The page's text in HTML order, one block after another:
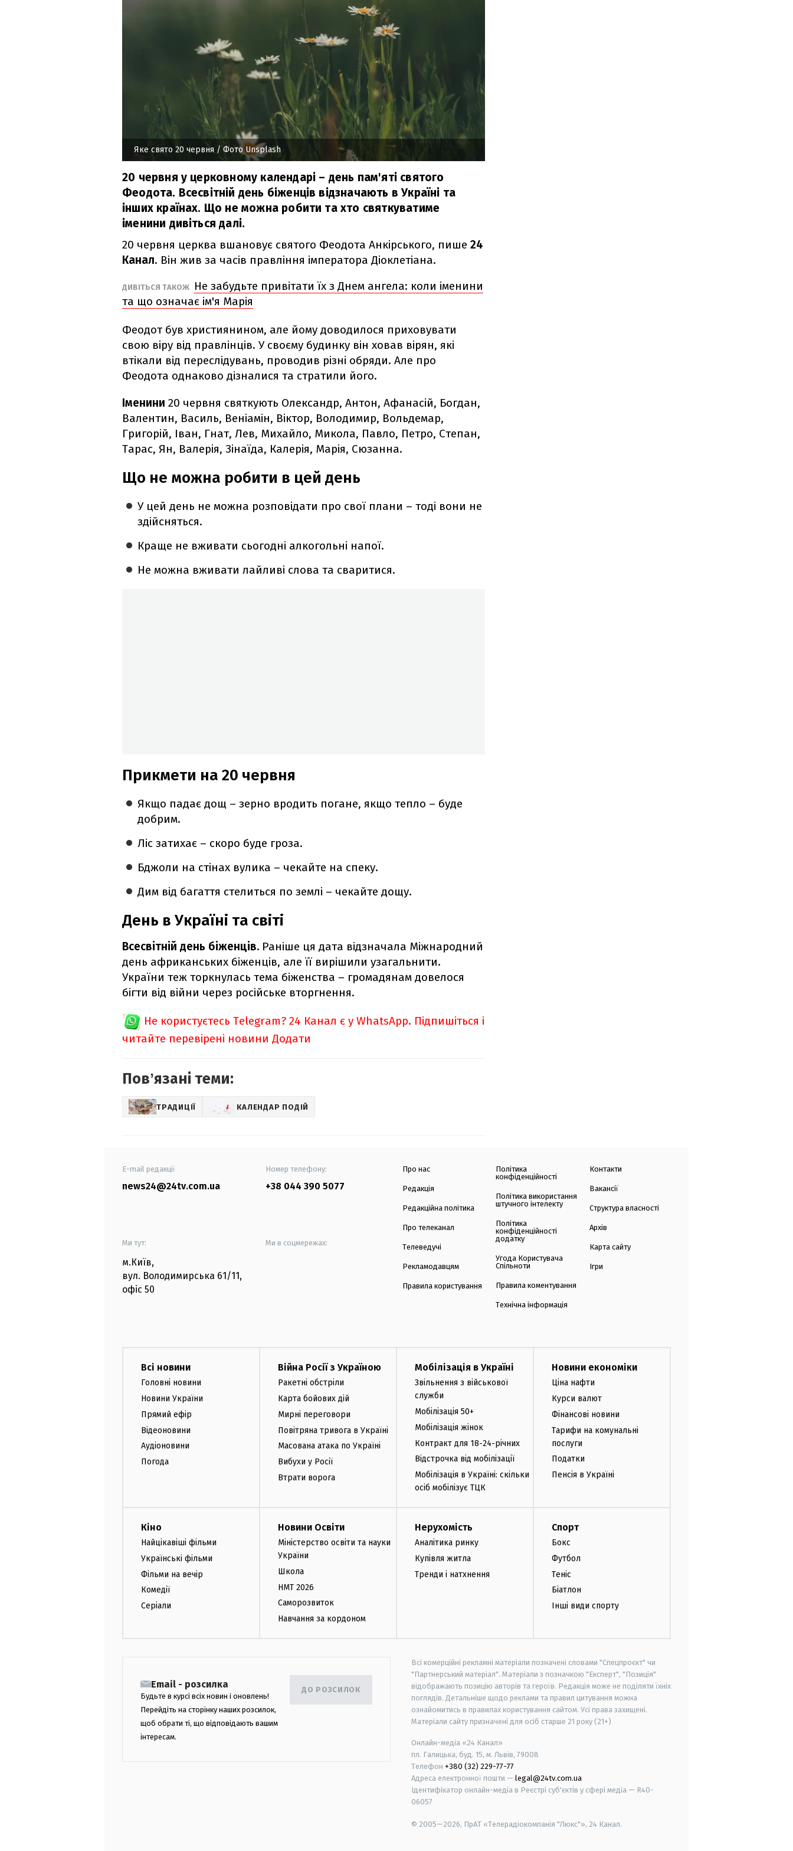
Яке свято 20 червня / Фото Unsplash
20 червня у церковному календарі – день пам'яті святого
Феодота. Всесвітній день біженців відзначають в Україні та
інших країнах. Що не можна робити та хто святкуватиме
іменини дивіться далі.
20 червня церква вшановує святого Феодота Анкірського, пише 24
Канал. Він жив за часів правління імператора Діоклетіана.
ДИВІТЬСЯ ТАКОЖ
Не забудьте привітати їх з Днем ангела: коли іменини
та що означає ім'я Марія
Феодот був християнином, але йому доводилося приховувати
свою віру від правлінців. У своєму будинку він ховав вірян, які
втікали від переслідувань, проводив різні обряди. Але про
Феодота однаково дізналися та стратили його.
Іменини 20 червня святкують Олександр, Антон, Афанасій, Богдан,
Валентин, Василь, Веніамін, Віктор, Володимир, Вольдемар,
Григорій, Іван, Гнат, Лев, Михайло, Микола, Павло, Петро, Степан,
Тарас, Ян, Валерія, Зінаїда, Калерія, Марія, Сюзанна.
Що не можна робити в цей день
У цей день не можна розповідати про свої плани – тоді вони не
здійсняться.
Краще не вживати сьогодні алкогольні напої.
Не можна вживати лайливі слова та сваритися.
Прикмети на 20 червня
Якщо падає дощ – зерно вродить погане, якщо тепло – буде
добрим.
Ліс затихає – скоро буде гроза.
Бджоли на стінах вулика – чекайте на спеку.
Дим від багаття стелиться по землі – чекайте дощу.
День в Україні та світі
Всесвітній день біженців. Раніше ця дата відзначала Міжнародний
день африканських біженців, але її вирішили узагальнити.
України теж торкнулась тема біженства – громадянам довелося
бігти від війни через російське вторгнення.
Не користуєтесь Telegram? 24 Канал є у WhatsApp. Підпишіться і
читайте перевірені новини Додати
Повʼязані теми:
ТРАДИЦІЇ КАЛЕНДАР ПОДІЙ
E-mail редакції
news24@24tv.com.ua
Номер телефону:
+38 044 390 5077
Ми тут:
м.Київ,
вул. Володимирська 61/11,
офіс 50
Ми в соцмережах:
Про нас
Редакція
Редакційна політика
Про телеканал
Телеведучі
Рекламодавцям
Правила користування
Політика
конфіденційності
Політика використання
штучного інтелекту
Політика
конфіденційності
додатку
Угода Користувача
Спільноти
Правила коментування
Технічна інформація
Контакти
Вакансії
Структура власності
Архів
Карта сайту
Ігри
Всі новини
Головні новини
Новини України
Прямий ефір
Відеоновини
Аудіоновини
Погода
Війна Росії з Україною
Ракетні обстріли
Карта бойових дій
Мирні переговори
Повітряна тривога в Україні
Масована атака по Україні
Вибухи у Росії
Втрати ворога
Мобілізація в Україні
Звільнення з військової
служби
Мобілізація 50+
Мобілізація жінок
Контракт для 18-24-річних
Відстрочка від мобілізації
Мобілізація в Україні: скільки
осіб мобілізує ТЦК
Новини економіки
Ціна нафти
Курси валют
Фінансові новини
Тарифи на комунальні
послуги
Податки
Пенсія в Україні
Кіно
Найцікавіші фільми
Українські фільми
Фільми на вечір
Комедії
Серіали
Новини Освіти
Міністерство освіти та науки
України
Школа
НМТ 2026
Саморозвиток
Навчання за кордоном
Нерухомість
Аналітика ринку
Купівля житла
Тренди і натхнення
Спорт
Бокс
Футбол
Теніс
Біатлон
Інші види спорту
Email - розсилка
Будьте в курсі всіх новин і оновлень!
Перейдіть на сторінку наших розсилок,
щоб обрати ті, що відповідають вашим
інтересам.
ДО РОЗСИЛОК
Всі комерційні рекламні матеріали позначені словами "Спецпроєкт" чи
"Партнерський матеріал". Матеріали з позначкою "Експерт", "Позиція"
відображають позицію авторів та героїв. Редакція може не поділяти їхніх
поглядів. Детальніше щодо реклами та правил цитування можна
ознайомитись в правилах користування сайтом. Усі права захищені.
Матеріали сайту призначені для осіб старше 21 року (21+)
Онлайн-медіа «24 Канал»
пл. Галицька, буд. 15, м. Львів, 79008
Телефон +380 (32) 229-77-77
Адреса електронної пошти — legal@24tv.com.ua
Ідентифікатор онлайн-медіа в Реєстрі суб'єктів у сфері медіа — R40-
06057
© 2005—2026, ПрАТ «Телерадіокомпанія "Люкс"», 24 Канал.